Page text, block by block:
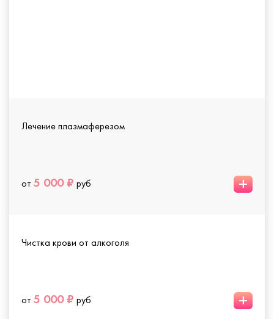
Лечение плазмаферезом
от 5 000 ₽ руб +
Чистка крови от алкоголя
от 5 000 ₽ руб +